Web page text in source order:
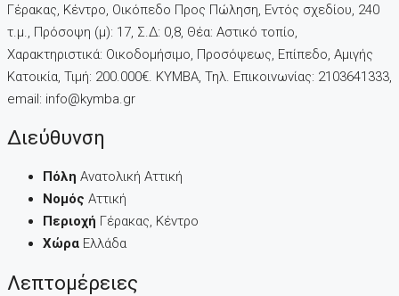
Γέρακας, Κέντρο, Οικόπεδο Προς Πώληση, Εντός σχεδίου, 240
τ.μ., Πρόσοψη (μ): 17, Σ.Δ: 0,8, Θέα: Αστικό τοπίο,
Χαρακτηριστικά: Οικοδομήσιμο, Προσόψεως, Επίπεδο, Αμιγής
Κατοικία, Τιμή: 200.000€. KYMBA, Τηλ. Επικοινωνίας: 2103641333,
email: info@kymba.gr
Διεύθυνση
Πόλη Ανατολική Αττική
Νομός Αττική
Περιοχή Γέρακας, Κέντρο
Χώρα Ελλάδα
Λεπτομέρειες